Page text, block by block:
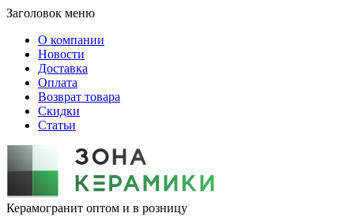
Заголовок меню
О компании
Новости
Доставка
Оплата
Возврат товара
Скидки
Статьи
Керамогранит оптом и в розницу